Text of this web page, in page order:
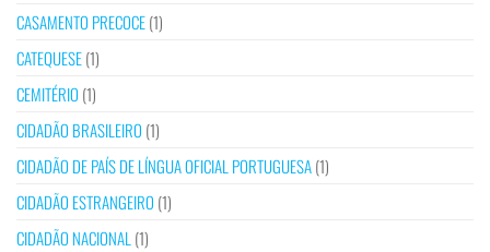
CASAMENTO PRECOCE(1)
CATEQUESE(1)
CEMITÉRIO (1)
CIDADÃO BRASILEIRO (1)
CIDADÃO DE PAÍS DE LÍNGUA OFICIAL PORTUGUESA(1)
CIDADÃO ESTRANGEIRO (1)
CIDADÃO NACIONAL (1)